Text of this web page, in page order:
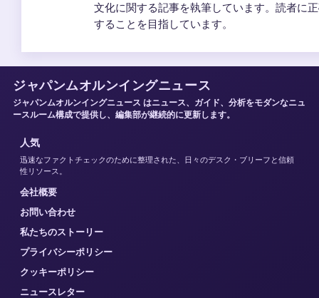
文化に関する記事を執筆しています。読者に
することを目指しています。
ジャパンムオルンイングニュース
ジャパンムオルンイングニュース はニュース、ガイド、分析をモダンなニュ
ースルーム構成で提供し、編集部が継続的に更新します。
人気
迅速なファクトチェックのために整理された、日々のデスク・ブリーフと信頼
性リソース。
会社概要
お問い合わせ
私たちのストーリー
プライバシーポリシー
クッキーポリシー
ニュースレター